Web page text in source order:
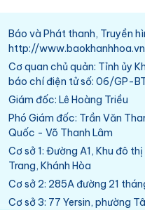
Báo và Phát thanh, Truyền
http://www.baokhanhhoa.vn
Cơ quan chủ quản: Tỉnh ủy
báo chí điện tử số: 06/GP-
Giám đốc: Lê Hoàng Triều
Phó Giám đốc: Trần Văn
Quốc - Võ Thanh Lâm
Cơ sở 1: Đường A1, Khu đô
Trang, Khánh Hòa
Cơ sở 2: 285A đường 21
Cơ sở 3: 77 Yersin, phường